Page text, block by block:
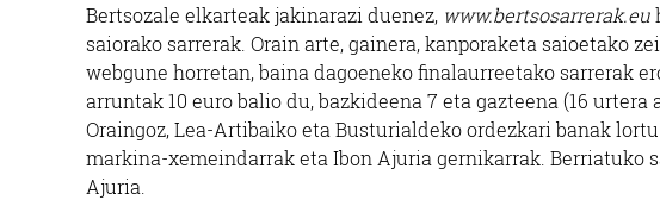
Bertsozale elkarteak jakinarazi duenez, www.bertsosarrerak.eu
saiorako sarrerak. Orain arte, gainera, kanporaketa saioetako
webgune horretan, baina dagoeneko finalaurreetako sarrerak
arruntak 10 euro balio du, bazkideena 7 eta gazteena (16 urtera
Oraingoz, Lea-Artibaiko eta Busturialdeko ordezkari banak
markina-xemeindarrak eta Ibon Ajuria gernikarrak. Berriatuko
Ajuria.